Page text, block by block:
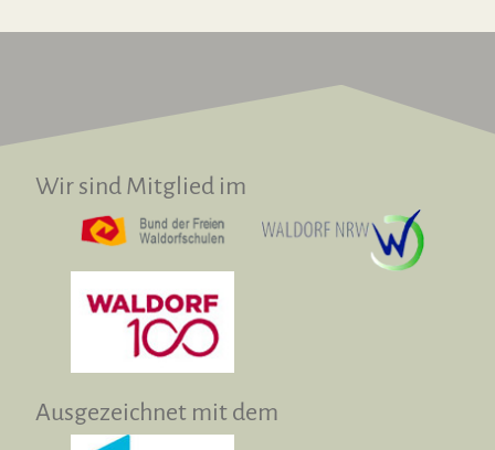
Wir sind Mitglied im
Ausgezeichnet mit dem